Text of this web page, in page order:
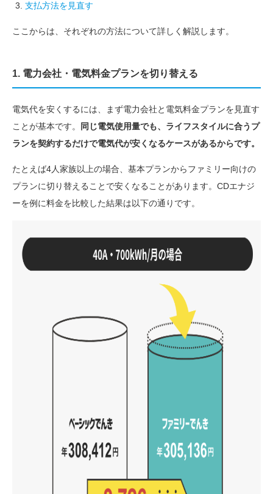
支払方法を見直す
ここからは、それぞれの方法について詳しく解説します。
1. 電力会社・電気料金プランを切り替える
電気代を安くするには、まず電力会社と電気料金プランを見直す
ことが基本です。
同じ電気使用量でも、ライフスタイルに合うプ
ランを契約するだけで電気代が安くなるケースがあるからです。
たとえば4人家族以上の場合、基本プランからファミリー向けの
プランに切り替えることで安くなることがあります。CDエナジ
ーを例に料金を比較した結果は以下の通りです。